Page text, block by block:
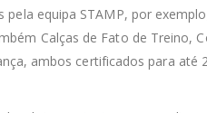
equipa STAMP, por
Calças de Fato de Treino,
ambos certificados para